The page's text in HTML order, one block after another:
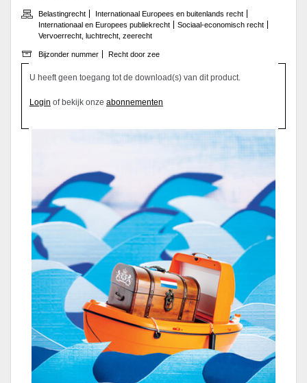
Belastingrecht
Internationaal Europees en buitenlands recht
Internationaal en Europees publiekrecht
Sociaal-economisch recht
Vervoerrecht, luchtrecht, zeerecht
Bijzonder nummer Recht door zee
U heeft geen toegang tot de download(s) van dit product.
Login of bekijk onze abonnementen